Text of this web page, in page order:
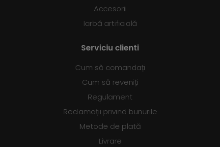
Accesorii
Iarbă artificială
Serviciu clienti
Cum să comandați
Cum să reveniți
Regulament
Reclamații privind bunurile
Metode de plată
Livrare